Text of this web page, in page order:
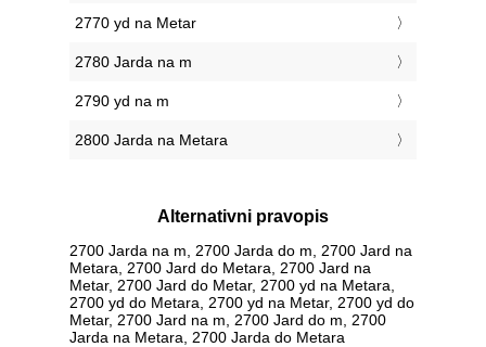
2770 yd na Metar
2780 Jarda na m
2790 yd na m
2800 Jarda na Metara
Alternativni pravopis
2700 Jarda na m, 2700 Jarda do m, 2700 Jard na
Metara, 2700 Jard do Metara, 2700 Jard na
Metar, 2700 Jard do Metar, 2700 yd na Metara,
2700 yd do Metara, 2700 yd na Metar, 2700 yd do
Metar, 2700 Jard na m, 2700 Jard do m, 2700
Jarda na Metara, 2700 Jarda do Metara